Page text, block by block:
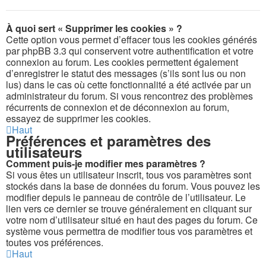
À quoi sert « Supprimer les cookies » ?
Cette option vous permet d’effacer tous les cookies générés
par phpBB 3.3 qui conservent votre authentification et votre
connexion au forum. Les cookies permettent également
d’enregistrer le statut des messages (s’ils sont lus ou non
lus) dans le cas où cette fonctionnalité a été activée par un
administrateur du forum. Si vous rencontrez des problèmes
récurrents de connexion et de déconnexion au forum,
essayez de supprimer les cookies.
Haut
Préférences et paramètres des
utilisateurs
Comment puis-je modifier mes paramètres ?
Si vous êtes un utilisateur inscrit, tous vos paramètres sont
stockés dans la base de données du forum. Vous pouvez les
modifier depuis le panneau de contrôle de l’utilisateur. Le
lien vers ce dernier se trouve généralement en cliquant sur
votre nom d’utilisateur situé en haut des pages du forum. Ce
système vous permettra de modifier tous vos paramètres et
toutes vos préférences.
Haut